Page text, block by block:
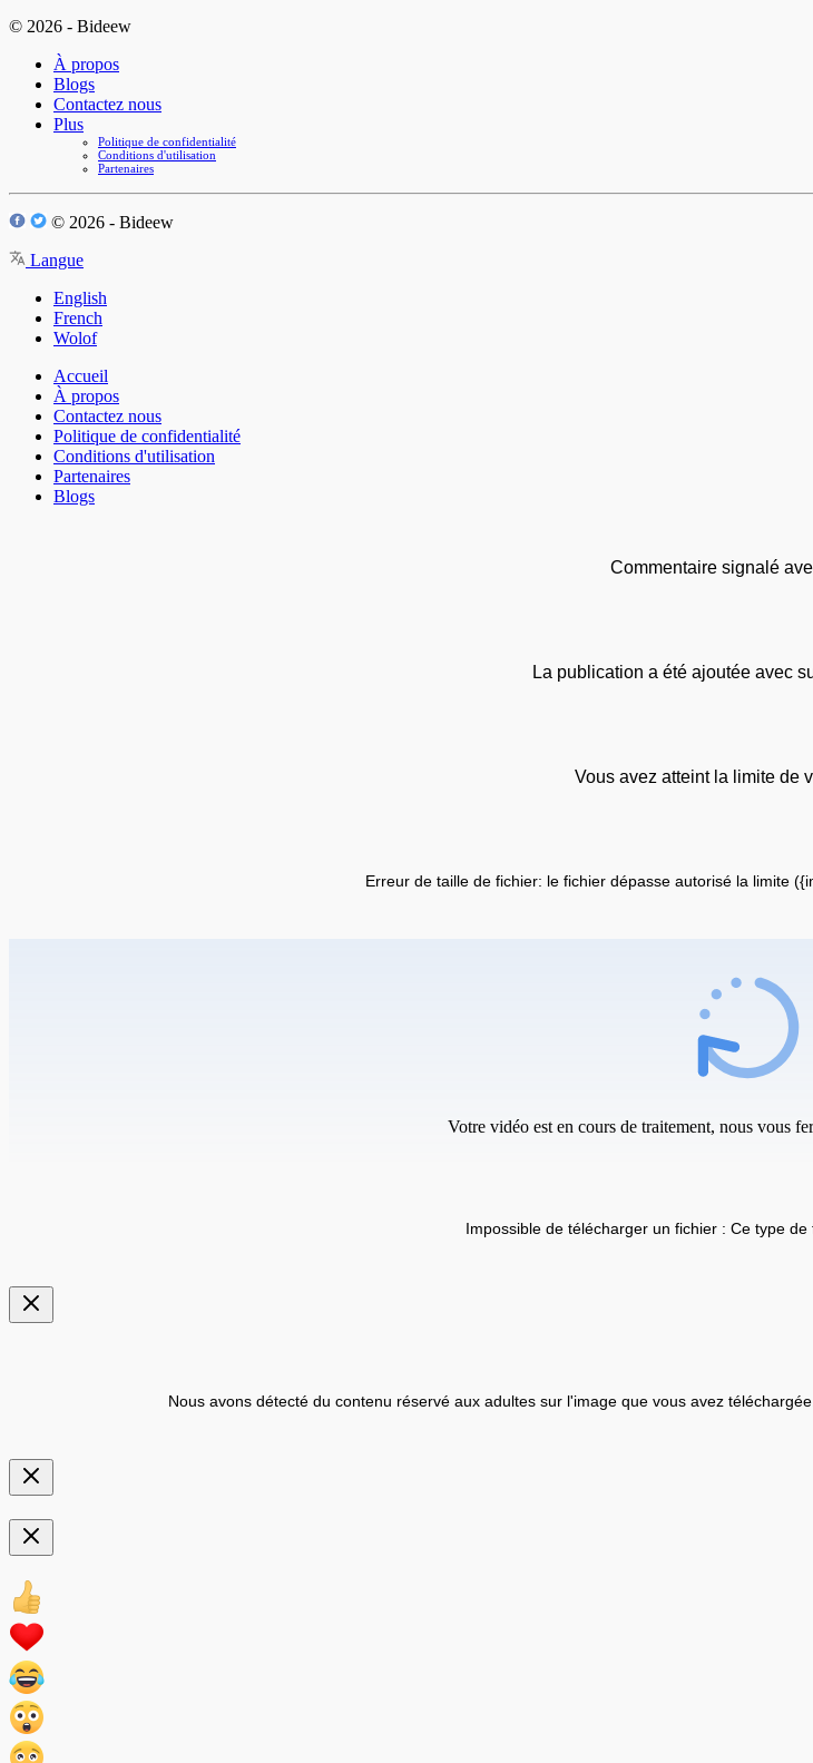
© 2026 - Bideew
À propos
Blogs
Contactez nous
Plus
Politique de confidentialité
Conditions d'utilisation
Partenaires
© 2026 - Bideew
Langue
English
French
Wolof
Accueil
À propos
Contactez nous
Politique de confidentialité
Conditions d'utilisation
Partenaires
Blogs
Commentaire signalé
La publication a été ajoutée avec
Vous avez atteint la limite de
Erreur de taille de fichier: le fichier dépasse autorisé la limite
Votre vidéo est en cours de traitement, nous vous
Impossible de télécharger un fichier : Ce type
Nous avons détecté du contenu réservé aux adultes sur l'image que vous avez